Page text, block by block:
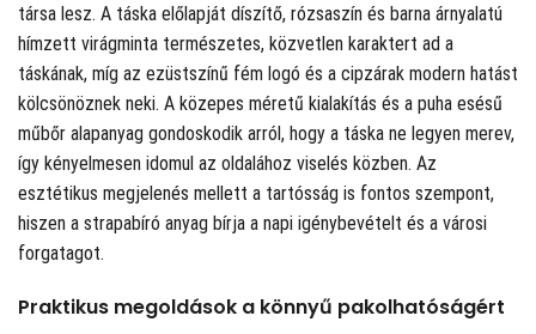
társa lesz. A táska előlapját díszítő, rózsaszín és barna árnyalatú
hímzett virágminta természetes, közvetlen karaktert ad a
táskának, míg az ezüstszínű fém logó és a cipzárak modern hatást
kölcsönöznek neki. A közepes méretű kialakítás és a puha esésű
műbőr alapanyag gondoskodik arról, hogy a táska ne legyen merev,
így kényelmesen idomul az oldalához viselés közben. Az
esztétikus megjelenés mellett a tartósság is fontos szempont,
hiszen a strapabíró anyag bírja a napi igénybevételt és a városi
forgatagot.
Praktikus megoldások a könnyű pakolhatóságért